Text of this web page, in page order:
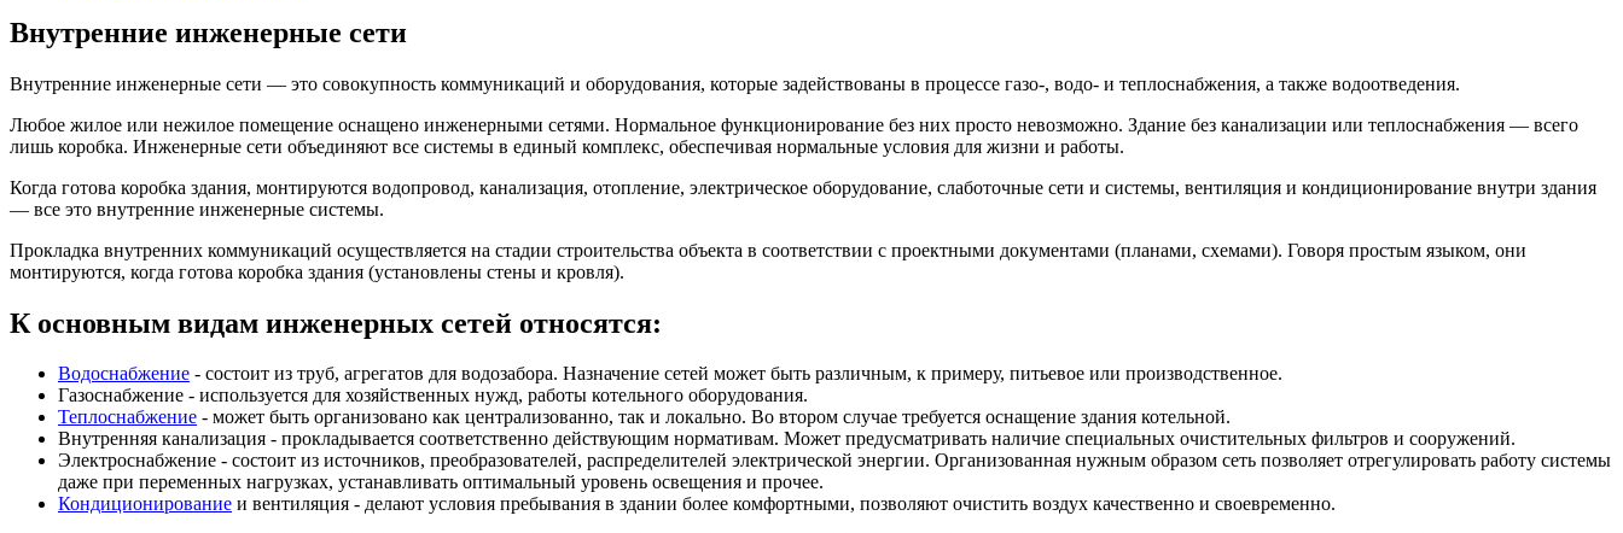
Внутренние инженерные сети
Внутренние инженерные сети — это совокупность коммуникаций и оборудования, которые задействованы в процессе газо-, водо- и теплоснабжения, а также водоотведения.
Любое жилое или нежилое помещение оснащено инженерными сетями. Нормальное функционирование без них просто невозможно. Здание без канализации или теплоснабжения — всего
лишь коробка. Инженерные сети объединяют все системы в единый комплекс, обеспечивая нормальные условия для жизни и работы.
Когда готова коробка здания, монтируются водопровод, канализация, отопление, электрическое оборудование, слаботочные сети и системы, вентиляция и кондиционирование внутри здания
— все это внутренние инженерные системы.
Прокладка внутренних коммуникаций осуществляется на стадии строительства объекта в соответствии с проектными документами (планами, схемами). Говоря простым языком, они
монтируются, когда готова коробка здания (установлены стены и кровля).
К основным видам инженерных сетей относятся:
Водоснабжение - состоит из труб, агрегатов для водозабора. Назначение сетей может быть различным, к примеру, питьевое или производственное.
Газоснабжение - используется для хозяйственных нужд, работы котельного оборудования.
Теплоснабжение - может быть организовано как централизованно, так и локально. Во втором случае требуется оснащение здания котельной.
Внутренняя канализация - прокладывается соответственно действующим нормативам. Может предусматривать наличие специальных очистительных фильтров и сооружений.
Электроснабжение - состоит из источников, преобразователей, распределителей электрической энергии. Организованная нужным образом сеть позволяет отрегулировать работу системы
даже при переменных нагрузках, устанавливать оптимальный уровень освещения и прочее.
Кондиционирование и вентиляция - делают условия пребывания в здании более комфортными, позволяют очистить воздух качественно и своевременно.